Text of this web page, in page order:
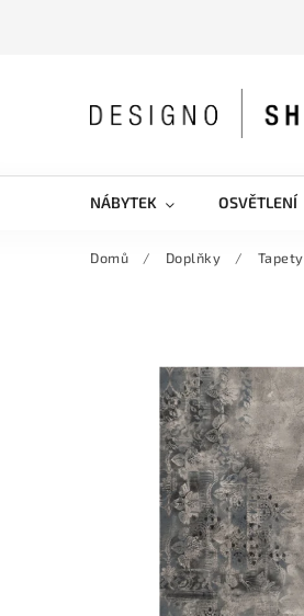
NÁBYTEK OSVĚTLENÍ
Domů / Doplňky / Tapety